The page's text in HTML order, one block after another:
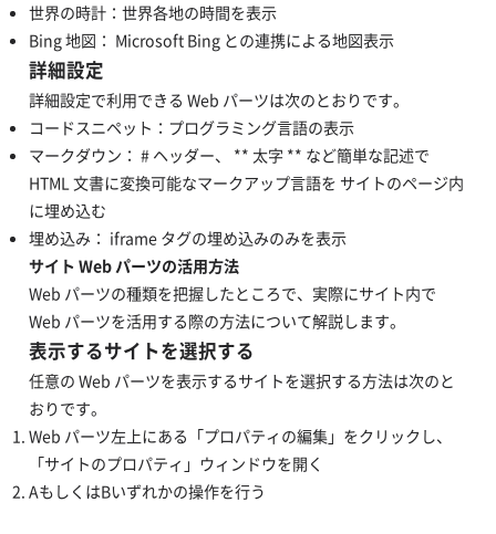
世界の時計：世界各地の時間を表示
Bing 地図： Microsoft Bing との連携による地図表示
詳細設定
詳細設定で利用できる Web パーツは次のとおりです。
コードスニペット：プログラミング言語の表示
マークダウン： # ヘッダー、 ** 太字 ** など簡単な記述で
HTML 文書に変換可能なマークアップ言語を サイトのページ内
に埋め込む
埋め込み： iframe タグの埋め込みのみを表示
サイト Web パーツの活用方法
Web パーツの種類を把握したところで、実際にサイト内で
Web パーツを活用する際の方法について解説します。
表示するサイトを選択する
任意の Web パーツを表示するサイトを選択する方法は次のと
おりです。
Web パーツ左上にある「プロパティの編集」をクリックし、
「サイトのプロパティ」ウィンドウを開く
AもしくはBいずれかの操作を行う